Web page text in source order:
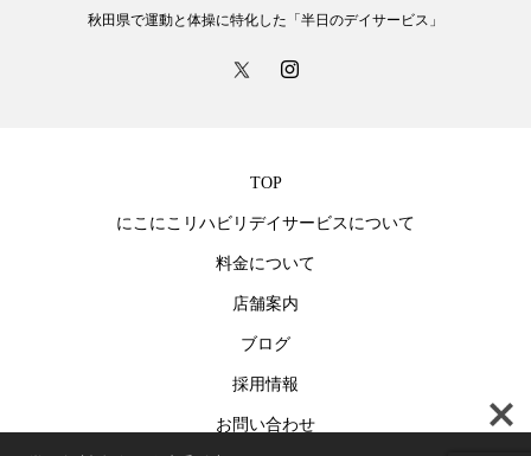
秋田県で運動と体操に特化した「半日のデイサービス」
TOP
にこにこリハビリデイサービスについて
料金について
店舗案内
ブログ
採用情報
お問い合わせ